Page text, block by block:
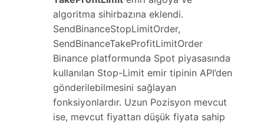
algoritma sihirbazına eklendi.
SendBinanceStopLimitOrder,
SendBinanceTakeProfitLimitOrder
Binance platformunda Spot piyasasında
kullanılan Stop-Limit emir tipinin API’den
gönderilebilmesini sağlayan
fonksiyonlardır. Uzun Pozisyon mevcut
ise, mevcut fiyattan düşük fiyata sahip